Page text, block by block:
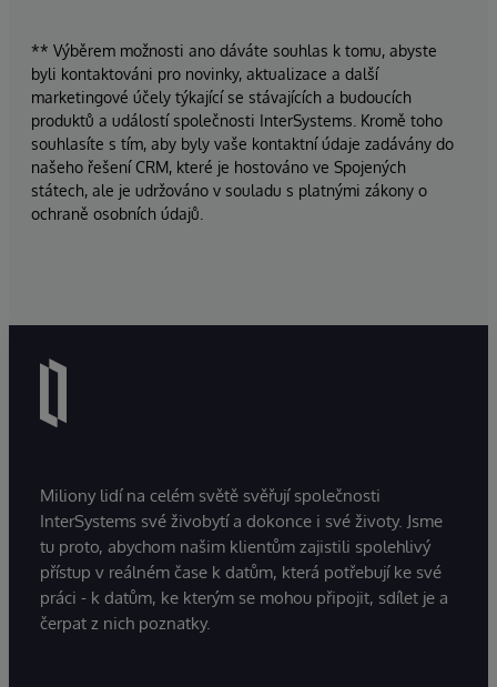
** Výběrem možnosti ano dáváte souhlas k tomu, abyste
byli kontaktováni pro novinky, aktualizace a další
marketingové účely týkající se stávajících a budoucích
produktů a událostí společnosti InterSystems. Kromě toho
souhlasíte s tím, aby byly vaše kontaktní údaje zadávány do
našeho řešení CRM, které je hostováno ve Spojených
státech, ale je udržováno v souladu s platnými zákony o
ochraně osobních údajů.
Miliony lidí na celém světě svěřují společnosti
InterSystems své živobytí a dokonce i své životy. Jsme
tu proto, abychom našim klientům zajistili spolehlivý
přístup v reálném čase k datům, která potřebují ke své
práci - k datům, ke kterým se mohou připojit, sdílet je a
čerpat z nich poznatky.